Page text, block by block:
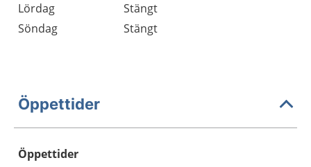
Lördag
Stängt
Söndag
Stängt
Öppettider
Öppettider